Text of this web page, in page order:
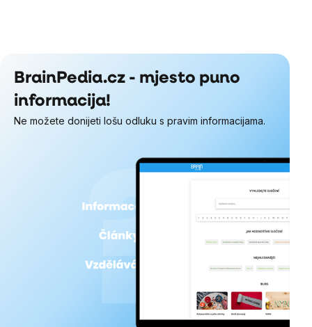
BrainPedia.cz - mjesto puno
informacija!
Ne možete donijeti lošu odluku s pravim informacijama.